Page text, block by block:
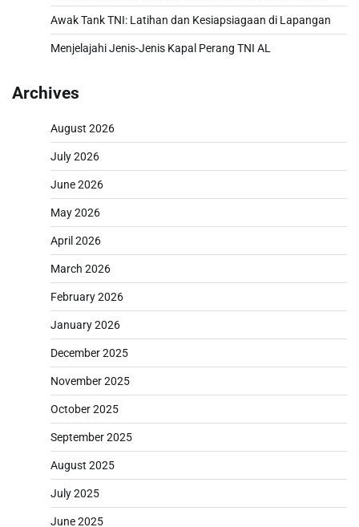
Awak Tank TNI: Latihan dan Kesiapsiagaan di Lapangan
Menjelajahi Jenis-Jenis Kapal Perang TNI AL
Archives
August 2026
July 2026
June 2026
May 2026
April 2026
March 2026
February 2026
January 2026
December 2025
November 2025
October 2025
September 2025
August 2025
July 2025
June 2025